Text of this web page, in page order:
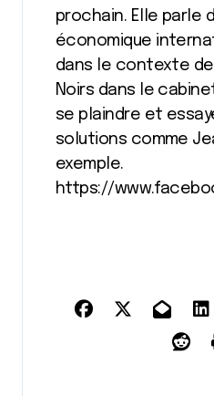
prochain. Elle parle
économique
dans le contexte de
Noirs dans le
se plaindre et
solutions comme
exemple.
https://